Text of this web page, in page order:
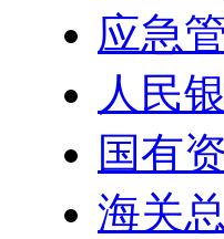
应急
人民
国有
海关